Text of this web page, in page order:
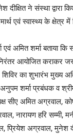
ने संस्था द्वारा
एवं स्वास्थ्य के क्षेत्र में
अमित शर्मा बताया कि
आयोजित कराकर
का शुभारंभ मुख्य
अनुपम शर्मा प्रबंधक व
सीए अमित अग्रवाल,
नारायण हरि सम्मी,
अग्रवाल, मुनेश